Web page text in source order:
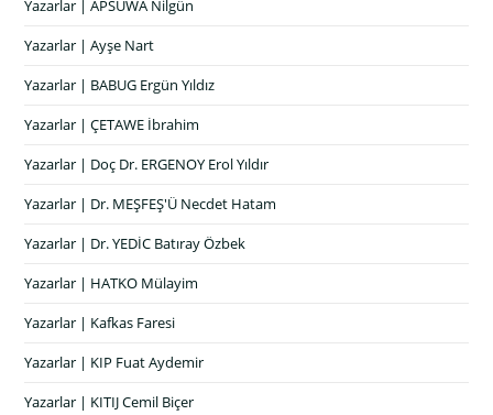
Yazarlar | APSUWA Nilgün
Yazarlar | Ayşe Nart
Yazarlar | BABUG Ergün Yıldız
Yazarlar | ÇETAWE İbrahim
Yazarlar | Doç Dr. ERGENOY Erol Yıldır
Yazarlar | Dr. MEŞFEŞ'Ü Necdet Hatam
Yazarlar | Dr. YEDİC Batıray Özbek
Yazarlar | HATKO Mülayim
Yazarlar | Kafkas Faresi
Yazarlar | KIP Fuat Aydemir
Yazarlar | KITIJ Cemil Biçer